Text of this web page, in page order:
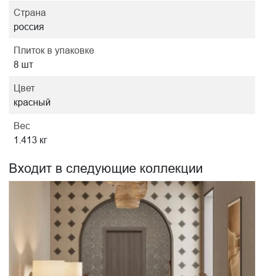
Страна
россия
Плиток в упаковке
8 шт
Цвет
красный
Вес
1.413 кг
Входит в следующие коллекции